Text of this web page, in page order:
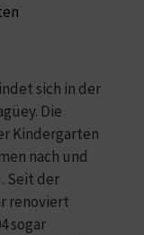
sich in der
Die
Kindergarten
nach und
Seit der
renoviert
sogar